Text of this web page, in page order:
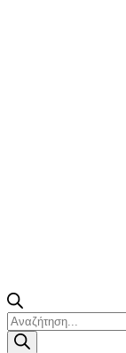
Products
search